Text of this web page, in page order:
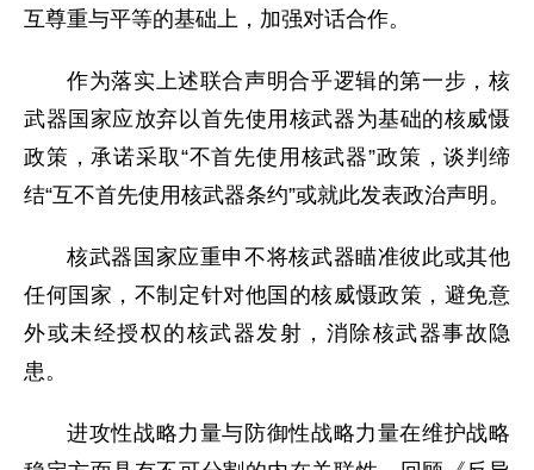
互尊重与平等的基础上，加强对话合作。
作为落实上述联合声明合乎逻辑的第一步，核
武器国家应放弃以首先使用核武器为基础的核威慑
政策，承诺采取“不首先使用核武器”政策，谈判缔
结“互不首先使用核武器条约”或就此发表政治声明。
核武器国家应重申不将核武器瞄准彼此或其他
任何国家，不制定针对他国的核威慑政策，避免意
外或未经授权的核武器发射，消除核武器事故隐
患。
进攻性战略力量与防御性战略力量在维护战略